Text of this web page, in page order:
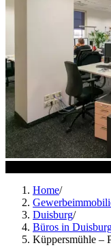
Home/
Duisburg/
Büros in
Küppersmühle –